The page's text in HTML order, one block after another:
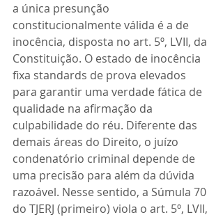
a única presunção
constitucionalmente válida é a de
inocência, disposta no art. 5º, LVII, da
Constituição. O estado de inocência
fixa standards de prova elevados
para garantir uma verdade fática de
qualidade na afirmação da
culpabilidade do réu. Diferente das
demais áreas do Direito, o juízo
condenatório criminal depende de
uma precisão para além da dúvida
razoável. Nesse sentido, a Súmula 70
do TJERJ (primeiro) viola o art. 5º, LVII,